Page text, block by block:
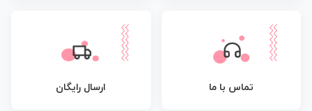
تماس با ما ارسال رایگان